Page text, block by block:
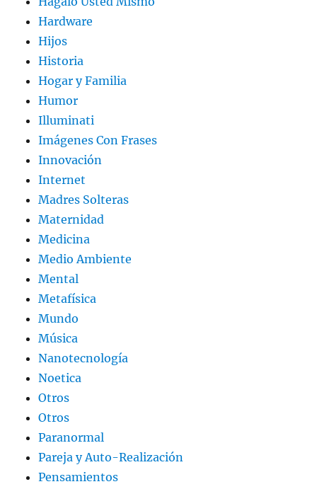
Hardware
Hijos
Historia
Hogar y Familia
Humor
Illuminati
Imágenes Con Frases
Innovación
Internet
Madres Solteras
Maternidad
Medicina
Medio Ambiente
Mental
Metafísica
Mundo
Música
Nanotecnología
Noetica
Otros
Otros
Paranormal
Pareja y Auto-Realización
Pensamientos